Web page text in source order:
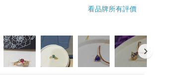
看品牌所有評價